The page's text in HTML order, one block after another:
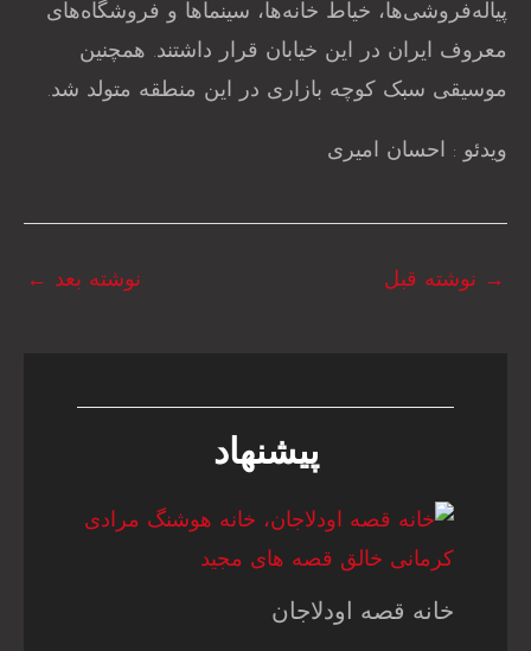
پیاله‌فروشی‌ها، خیاط خانه‌ها، سینماها و فروشگاه‌های
معروف ایران در این خیابان قرار داشتند. همچنین
موسیقی سبک کوچه بازاری در این منطقه متولد شد.
ویدئو : احسان امیری
→ نوشته قبل نوشته بعد ←
پیشنهاد
خانه قصه اودلاجان